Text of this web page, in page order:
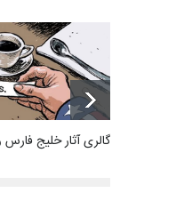
گالری آثار خلیج